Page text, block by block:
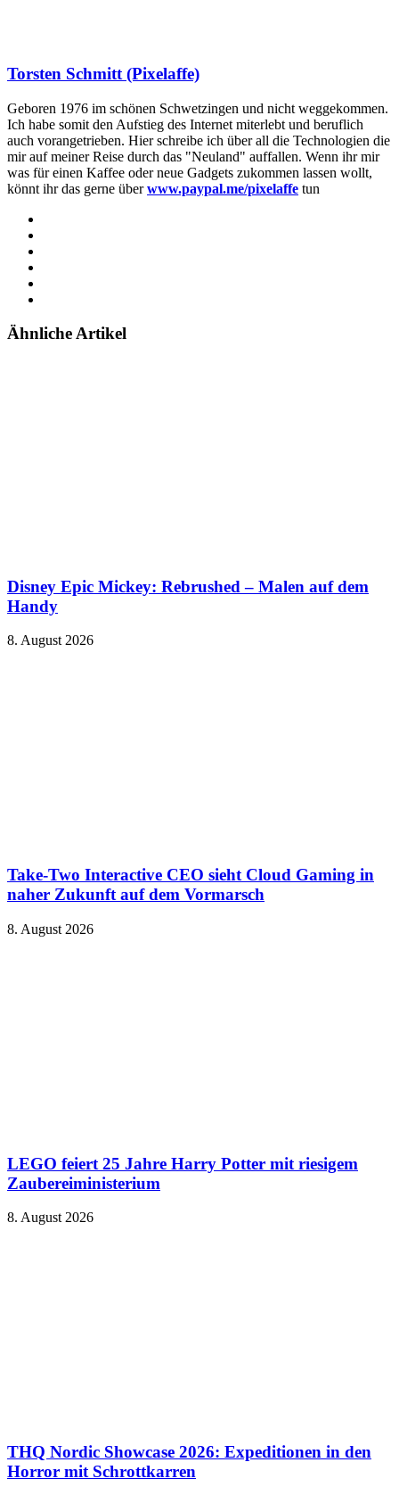
Torsten Schmitt (Pixelaffe)
Geboren 1976 im schönen Schwetzingen und nicht weggekommen.
Ich habe somit den Aufstieg des Internet miterlebt und beruflich
auch vorangetrieben. Hier schreibe ich über all die Technologien die
mir auf meiner Reise durch das "Neuland" auffallen. Wenn ihr mir
was für einen Kaffee oder neue Gadgets zukommen lassen wollt,
könnt ihr das gerne überwww.paypal.me/pixelaffe tun
Ähnliche Artikel
Disney Epic Mickey: Rebrushed – Malen auf dem
Handy
8. August 2026
Take-Two Interactive CEO sieht Cloud Gaming in
naher Zukunft auf dem Vormarsch
8. August 2026
LEGO feiert 25 Jahre Harry Potter mit riesigem
Zaubereiministerium
8. August 2026
THQ Nordic Showcase 2026: Expeditionen in den
Horror mit Schrottkarren